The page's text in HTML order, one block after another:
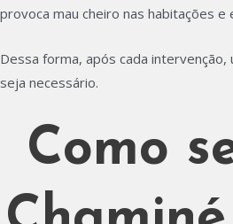
provoca mau cheiro nas habitações
Dessa forma, após cada
seja necessário.
Como